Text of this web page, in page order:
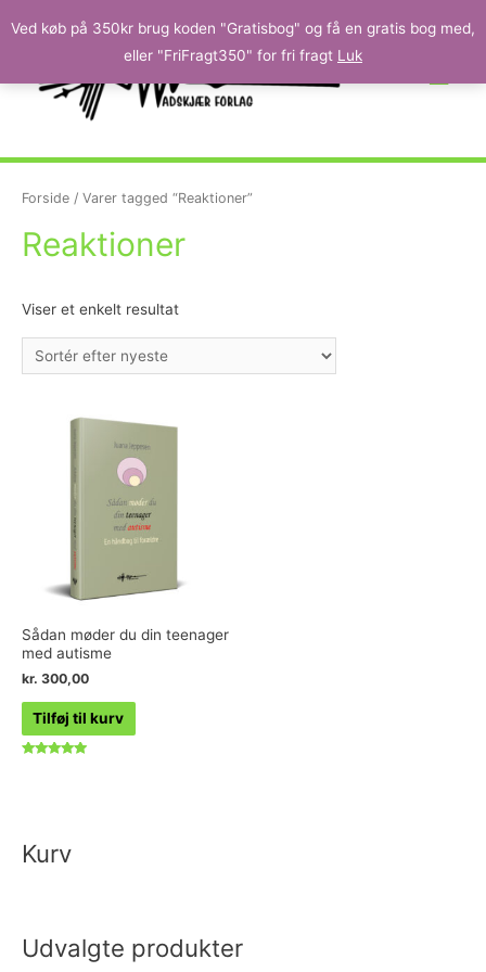
Ved køb på 350kr brug koden "Gratisbog" og få en gratis bog med,
eller "FriFragt350" for fri fragt Luk
Forside / Varer tagged “Reaktioner”
Reaktioner
Viser et enkelt resultat
Sådan møder du din teenager
med autisme
kr. 300,00
Tilføj til kurv
Kurv
Udvalgte produkter